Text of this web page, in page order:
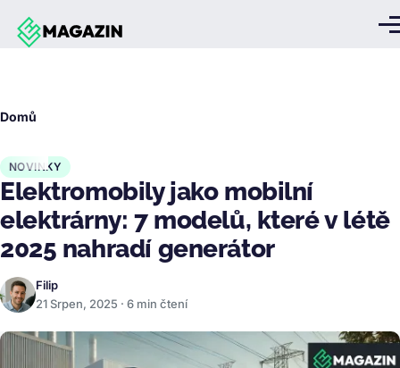
Přejít k hlavnímu obsahu
Domů
NOVINKY
Elektromobily jako mobilní
elektrárny: 7 modelů, které v létě
2025 nahradí generátor
Filip
21 Srpen, 2025 · 6 min čtení